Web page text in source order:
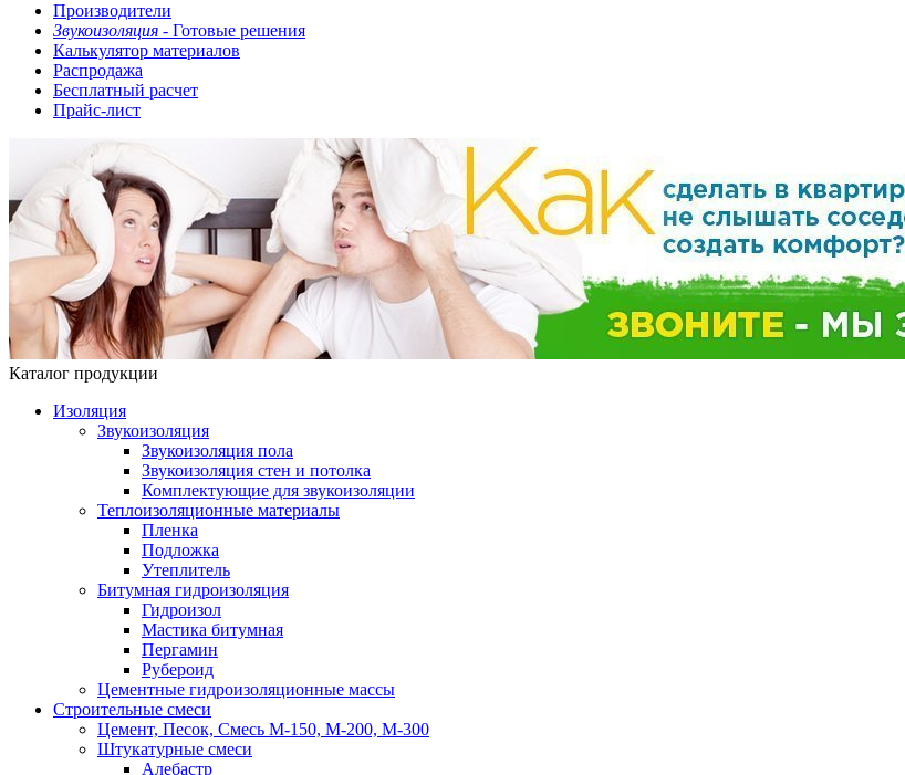
Производители
Звукоизоляция - Готовые решения
Калькулятор материалов
Распродажа
Бесплатный расчет
Прайс-лист
Каталог продукции
Изоляция
Звукоизоляция
Звукоизоляция пола
Звукоизоляция стен и потолка
Комплектующие для звукоизоляции
Теплоизоляционные материалы
Пленка
Подложка
Утеплитель
Битумная гидроизоляция
Гидроизол
Мастика битумная
Пергамин
Рубероид
Цементные гидроизоляционные массы
Строительные смеси
Цемент, Песок, Смесь М-150, М-200, М-300
Штукатурные смеси
Алебастр